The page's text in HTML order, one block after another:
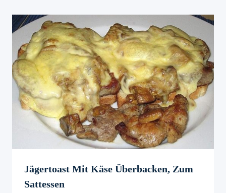
Jägertoast Mit Käse Überbacken, Zum
Sattessen